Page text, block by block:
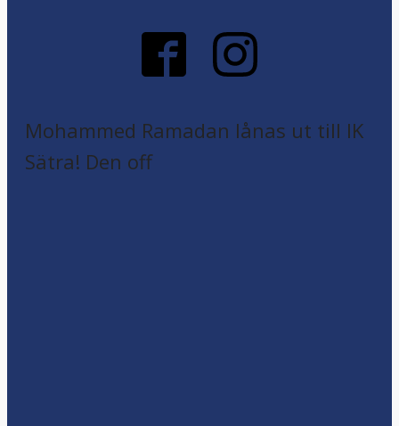
Mohammed Ramadan lånas ut till IK
Sätra! Den off